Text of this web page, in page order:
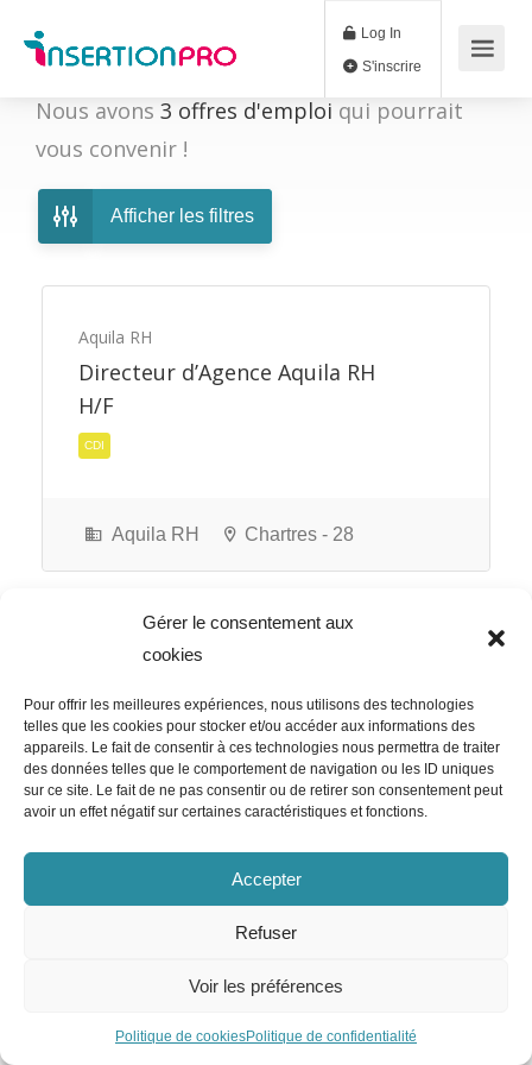
Gérer le consentement aux
cookies
Pour offrir les meilleures expériences, nous utilisons des technologies
telles que les cookies pour stocker et/ou accéder aux informations des
appareils. Le fait de consentir à ces technologies nous permettra de traiter
des données telles que le comportement de navigation ou les ID uniques
sur ce site. Le fait de ne pas consentir ou de retirer son consentement peut
avoir un effet négatif sur certaines caractéristiques et fonctions.
Accepter
Refuser
Voir les préférences
Politique de cookiesPolitique de confidentialité
Log In
Nous avons 3 offres d'emploi qui pourrait
vous convenir !
Afficher les filtres
Aquila RH
Directeur d’Agence Aquila RH
H/F
CDI
Aquila RH Chartres - 28
Groupe Alternance Chartres
Formateur – Formatrice en
Digitalisation – BTS Ndrc H/F
Independant
Groupe Alternance Chartres
Formateur Mécanicien